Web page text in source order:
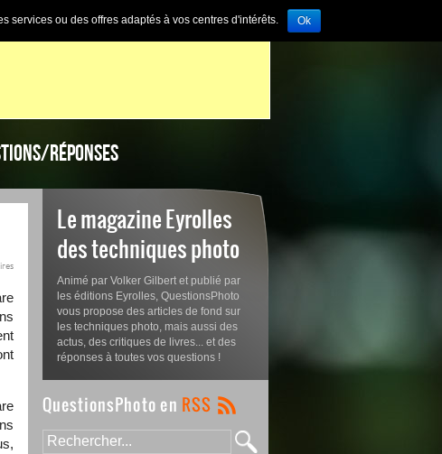
RÉPONSES
Le magazine Eyrolles
des techniques photo
Animé par Volker Gilbert et publié par
les éditions Eyrolles, QuestionsPhoto
vous propose des articles de fond sur
les techniques photo, mais aussi des
actus, des critiques de livres... et des
réponses à toutes vos questions !
services ou des offres adaptés à vos centres d'intérêts. Ok